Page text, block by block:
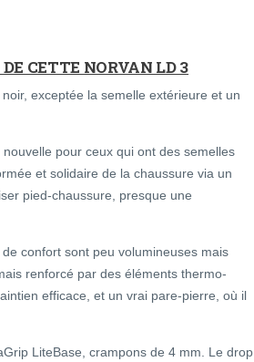
CETTE NORVAN LD 3
exceptée la semelle extérieure et un
pour ceux qui ont des semelles
et solidaire de la chaussure via un
pied-chaussure, presque une
confort sont peu volumineuses mais
renforcé par des éléments thermo-
efficace, et un vrai pare-pierre, où il
LiteBase, crampons de 4 mm. Le drop